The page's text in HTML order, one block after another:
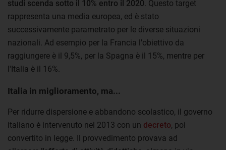
studi scenda sotto il 10% entro il 2020 . Questo target
rappresenta una media europea, ed è stato
successivamente parametrato per le diverse situazioni
nazionali. Ad esempio per la Francia l'obiettivo da
raggiungere è il 9,5%, per la Spagna è il 15%, mentre per
l'Italia è il 16%.
Italia in miglioramento, ma...
Per ridurre dispersione e abbandono scolastico, il governo
italiano è intervenuto nel 2013 con un decreto, poi
convertito in legge. Il provvedimento provava ad